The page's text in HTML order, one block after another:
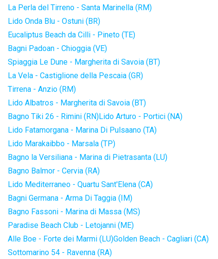
La Perla del Tirreno - Santa Marinella (RM)
Lido Onda Blu - Ostuni (BR)
Eucaliptus Beach da Cilli - Pineto (TE)
Bagni Padoan - Chioggia (VE)
Spiaggia Le Dune - Margherita di Savoia (BT)
La Vela - Castiglione della Pescaia (GR)
Tirrena - Anzio (RM)
Lido Albatros - Margherita di Savoia (BT)
Bagno Tiki 26 - Rimini (RN)Lido Arturo - Portici (NA)
Lido Fatamorgana - Marina Di Pulsaano (TA)
Lido Marakaibbo - Marsala (TP)
Bagno la Versiliana - Marina di Pietrasanta (LU)
Bagno Balmor - Cervia (RA)
Lido Mediterraneo - Quartu Sant'Elena (CA)
Bagni Germana - Arma Di Taggia (IM)
Bagno Fassoni - Marina di Massa (MS)
Paradise Beach Club - Letojanni (ME)
Alle Boe - Forte dei Marmi (LU)Golden Beach - Cagliari (CA)
Sottomarino 54 - Ravenna (RA)